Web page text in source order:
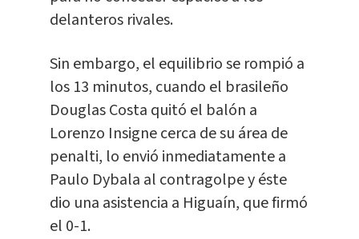
delanteros rivales.
Sin embargo, el equilibrio se rompió a
los 13 minutos, cuando el brasileño
Douglas Costa quitó el balón a
Lorenzo Insigne cerca de su área de
penalti, lo envió inmediatamente a
Paulo Dybala al contragolpe y éste
dio una asistencia a Higuaín, que firmó
el 0-1.